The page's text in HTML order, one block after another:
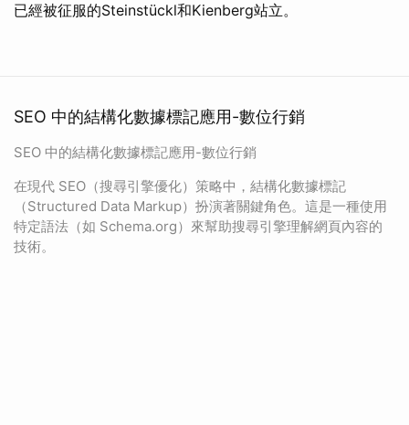
已經被征服的Steinstückl和Kienberg站立。
SEO 中的結構化數據標記應用-數位行銷
SEO 中的結構化數據標記應用-數位行銷
在現代 SEO（搜尋引擎優化）策略中，結構化數據標記
（Structured Data Markup）扮演著關鍵角色。這是一種使用
特定語法（如 Schema.org）來幫助搜尋引擎理解網頁內容的
技術。